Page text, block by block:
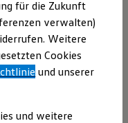
Gebrauchtwagen
Gebrauchtwagen
und geprüft –
Performance
Reifen
Schlüssel – „OE“
für die Zukunft
verwalten)
Weitere
Cookies
und unserer
und weitere